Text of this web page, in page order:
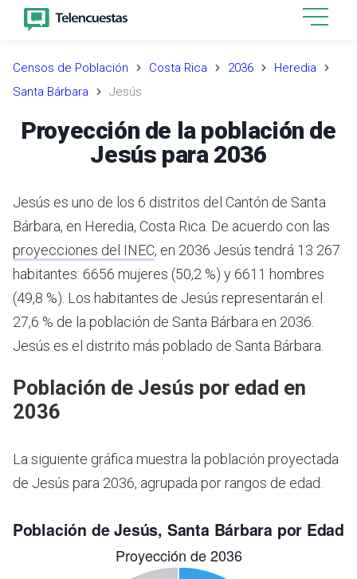
Censos de Población Costa Rica 2036
Heredia
Santa Bárbara
Jesús
Proyección de la población de
Jesús para 2036
Jesús es uno de los 6 distritos del Cantón de Santa
Bárbara, en Heredia, Costa Rica. De acuerdo con las
proyecciones del INEC, en 2036 Jesús tendrá 13 267
habitantes: 6656 mujeres (50,2 %) y 6611 hombres
(49,8 %). Los habitantes de Jesús representarán el
27,6 % de la población de Santa Bárbara en 2036.
Jesús es el distrito más poblado de Santa Bárbara.
Población de Jesús por edad en
2036
La siguiente gráfica muestra la población proyectada
de Jesús para 2036, agrupada por rangos de edad.